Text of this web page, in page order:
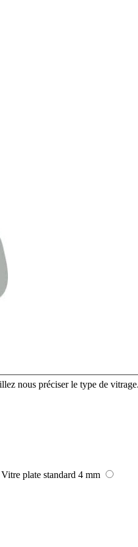
nous préciser le type de
Vitre plate standard 4 mm